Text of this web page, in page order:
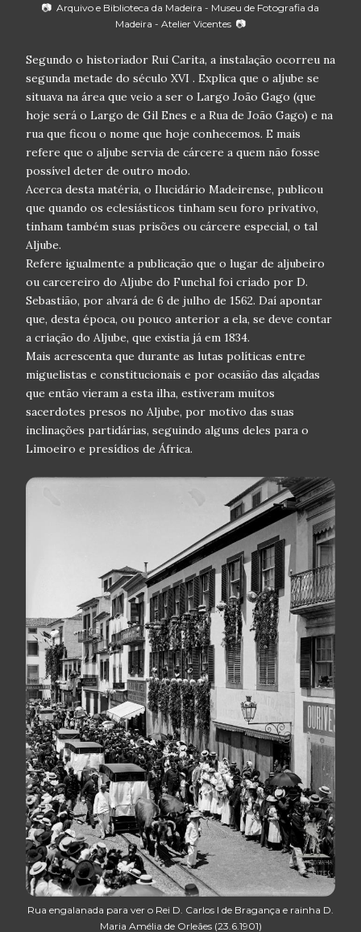
📷 Arquivo e Biblioteca da Madeira - Museu de Fotografia da
Madeira - Atelier Vicentes 📷
Segundo o historiador Rui Carita, a instalação ocorreu na
segunda metade do século XVI . Explica que o aljube se
situava na área que veio a ser o Largo João Gago (que
hoje será o Largo de Gil Enes e a Rua de João Gago) e na
rua que ficou o nome que hoje conhecemos. E mais
refere que o aljube servia de cárcere a quem não fosse
possível deter de outro modo.
Acerca desta matéria, o Ilucidário Madeirense, publicou
que quando os eclesiásticos tinham seu foro privativo,
tinham também suas prisões ou cárcere especial, o tal
Aljube.
Refere igualmente a publicação que o lugar de aljubeiro
ou carcereiro do Aljube do Funchal foi criado por D.
Sebastião, por alvará de 6 de julho de 1562. Daí apontar
que, desta época, ou pouco anterior a ela, se deve contar
a criação do Aljube, que existia já em 1834.
Mais acrescenta que durante as lutas políticas entre
miguelistas e constitucionais e por ocasião das alçadas
que então vieram a esta ilha, estiveram muitos
sacerdotes presos no Aljube, por motivo das suas
inclinações partidárias, seguindo alguns deles para o
Limoeiro e presídios de África.
Rua engalanada para ver o Rei D. Carlos I de Bragança e rainha D.
Maria Amélia de Orleães (23.6.1901)